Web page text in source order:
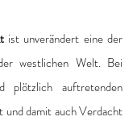
westlichen Welt. Bei
plötzlich auftretenden
und damit auch Verdacht